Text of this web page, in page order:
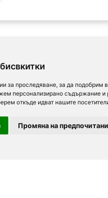
за проследяване, за да подобрим
персонализирано съдържание и
откъде идват нашите
Промяна на